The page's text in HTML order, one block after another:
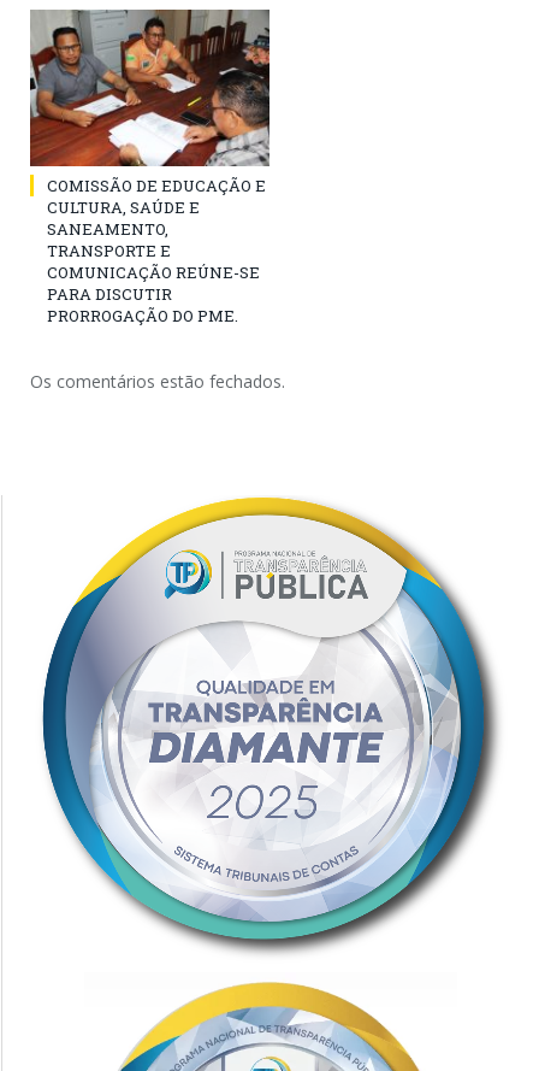
COMISSÃO DE EDUCAÇÃO E
CULTURA, SAÚDE E
SANEAMENTO,
TRANSPORTE E
COMUNICAÇÃO REÚNE-SE
PARA DISCUTIR
PRORROGAÇÃO DO PME.
Os comentários estão fechados.